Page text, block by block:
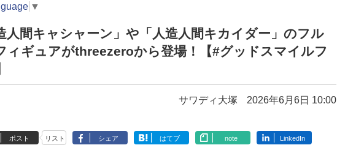
▼
人間キャシャーン」や「人造人間キカイダー」のフル
ィギュアがthreezeroから登場！【#グッドスマイルフ
サワディ大塚 2026年6月6日 10:00
ポスト リスト シェア はてブ note LinkedIn